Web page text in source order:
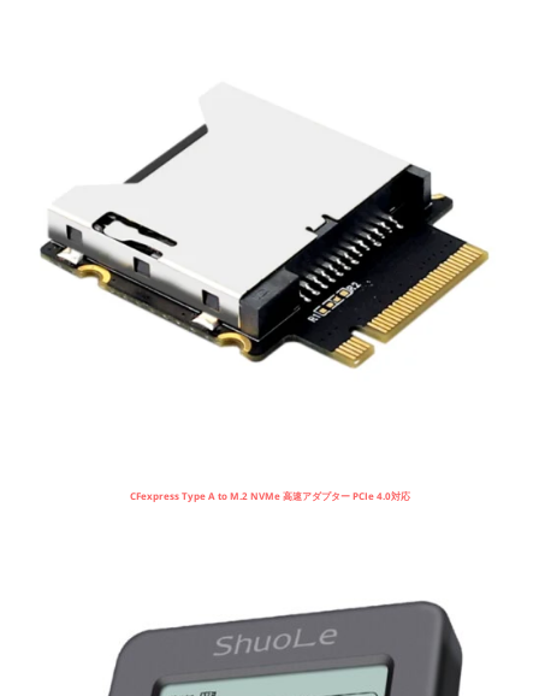
CFexpress Type A to M.2 NVMe 高速アダプター PCIe 4.0対応